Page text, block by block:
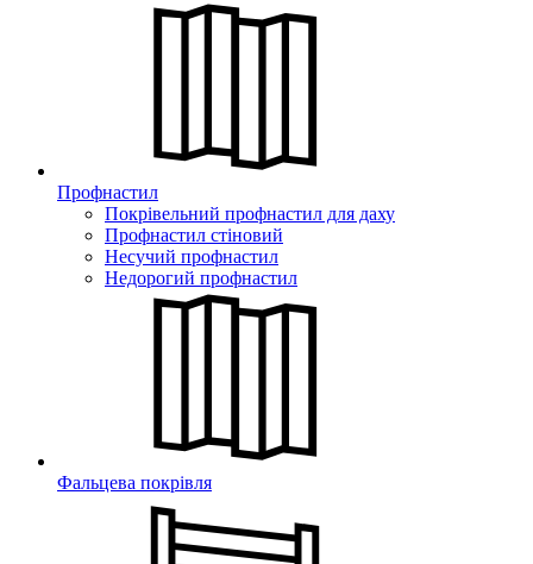
Профнастил
Покрівельний профнастил для даху
Профнастил стіновий
Несучий профнастил
Недорогий профнастил
Фальцева покрівля